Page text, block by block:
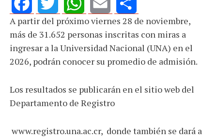
FacebookTwitterWhatsAppEmail Share
A partir del próximo viernes 28 de noviembre,
más de 31.652 personas inscritas con miras a
ingresar a la Universidad Nacional (UNA) en el
2026, podrán conocer su promedio de admisión.
Los resultados se publicarán en el sitio web del
Departamento de Registro
www.registro.una.ac.cr, donde también se dará a